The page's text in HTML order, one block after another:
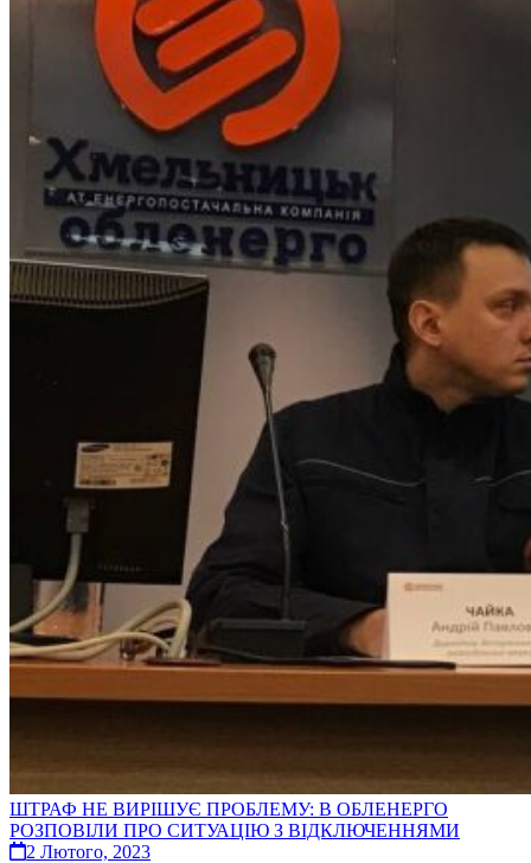
ШТРАФ НЕ ВИРІШУЄ ПРОБЛЕМУ: В ОБЛЕНЕРГО
РОЗПОВІЛИ ПРО СИТУАЦІЮ З ВІДКЛЮЧЕННЯМИ
2 Лютого, 2023